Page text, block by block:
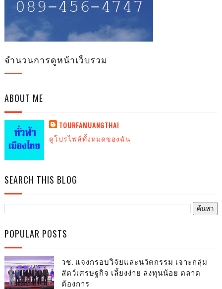
จำนวนการดูหน้าเว็บรวม
ABOUT ME
TOURFAMUANGTHAI
ดูโปรไฟล์ทั้งหมดของฉัน
SEARCH THIS BLOG
POPULAR POSTS
วช. แจงกรอบวิจัยและนวัตกรรม เจาะกลุ่ม
สัตว์เศรษฐกิจ เลี้ยงง่าย ลงทุนน้อย ตลาด
ต้องการ